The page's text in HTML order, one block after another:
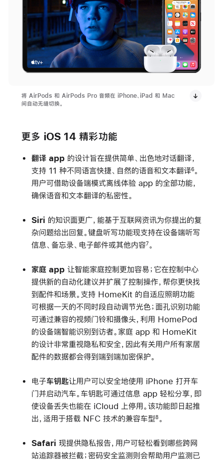
将 AirPods 和 AirPods Pro 音频在 iPhone、iPad 和 Mac
间自动无缝切换。
更多 iOS 14 精彩功能
翻译 app 的设计旨在提供简单、出色地对话翻译，
支持 11 种不同语言快捷、自然的语音和文本翻译6。
用户可借助设备端模式离线体验 app 的全部功能，
确保语音和文本翻译的私密性。
Siri 的知识面更广，能基于互联网资讯为你提出的复
杂问题给出回复。键盘听写功能现支持在设备端听写
信息、备忘录、电子邮件或其他内容7。
家庭 app让智能家庭控制更加容易；它在控制中心
提供新的自动化建议并扩展了控制操作，帮你更快找
到配件和场景。支持 HomeKit 的自适应照明功能
可根据一天的不同时段自动调节光色；面孔识别功能
可通过兼容的视频门铃和摄像头，利用 HomePod
的设备端智能识别到访者。家庭 app 和 HomeKit
的设计非常重视隐私和安全，因此有关用户所有家居
配件的数据都会得到端到端加密保护。
电子车钥匙让用户可以安全地使用 iPhone 打开车
门并启动汽车。车钥匙可通过信息 app 轻松分享，即
使设备丢失也能在 iCloud 上停用。该功能即日起推
出，适用于搭载 NFC 技术的兼容车型8 。
Safari 现提供隐私报告，用户可轻松看到哪些跨网
站追踪器被拦截；密码安全监测则会帮助用户监测已